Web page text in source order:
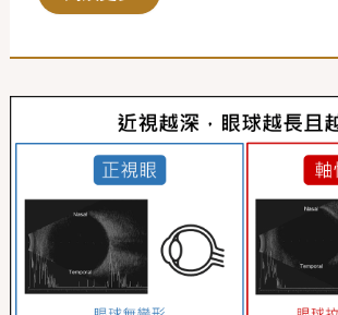
眼
增
視：
深，
眼